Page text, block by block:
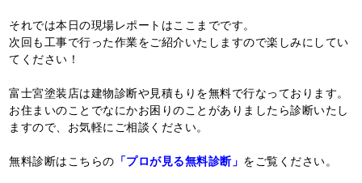
それでは本日の現場レポートはここまでです。
次回も工事で行った作業をご紹介いたしますので楽しみにしてい
てください！
富士宮塗装店は建物診断や見積もりを無料で行なっております。
お住まいのことでなにかお困りのことがありましたら診断いたし
ますので、お気軽にご相談ください。
無料診断はこちらの 「プロが見る無料診断」 をご覧ください。